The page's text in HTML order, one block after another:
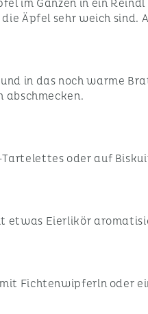
im Ganzen in ein
Äpfel sehr weich sind.
in das noch warme
abschmecken.
oder auf
etwas Eierlikör
Fichtenwipferln oder